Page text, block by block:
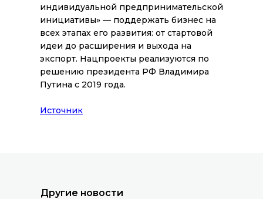
индивидуальной предпринимательской
инициативы» — поддержать бизнес на
всех этапах его развития: от стартовой
идеи до расширения и выхода на
экспорт. Нацпроекты реализуются по
решению президента РФ Владимира
Путина с 2019 года.
Источник
Другие новости